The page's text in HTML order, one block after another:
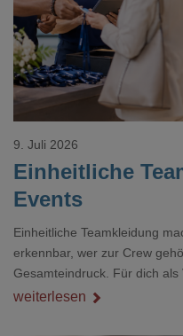
Einheitliche
Events
9. Juli 2026
Einheitliche Teamkleidung
erkennbar, wer zur Crew
Gesamteindruck. Für dich
Nebenthema: Bei Textilien
weiterlesen